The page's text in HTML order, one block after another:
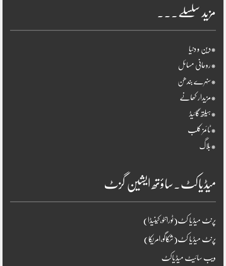
مزید سلسلے۔۔۔
*دین و دنیا
*روحانی مسائل
*سنہرے بندھن
*مزیدار کھانے
*ہیلتھ گائیڈ
*ٹائمز کلب
*بلاگ
میڈیاکٹ۔ساؤتھ ایشین گزٹ
پرنٹ میڈیا کٹ(ٹورانٹو،کینیڈا)
پرنٹ میڈیا کٹ(شکاگو،امریکا)
ویب سائیٹ میڈیاکٹ